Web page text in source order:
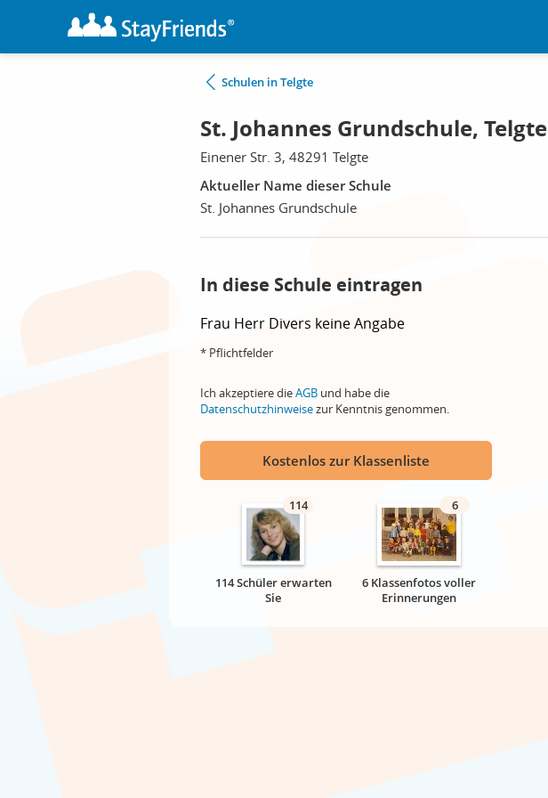
Schulen in Telgte
St. Johannes Grundschule, Telgte
Einener Str. 3, 48291 Telgte
Aktueller Name dieser Schule
St. Johannes Grundschule
In diese Schule eintragen
Frau Herr Divers keine Angabe
* Pflichtfelder
Ich akzeptiere dieAGB und habe die
Datenschutzhinweisezur Kenntnis genommen.
Kostenlos zur Klassenliste
114
114 Schüler erwarten
Sie
6
6 Klassenfotos voller
Erinnerungen